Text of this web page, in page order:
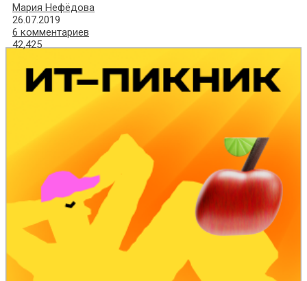
Мария Нефёдова
26.07.2019
6 комментариев
42,425